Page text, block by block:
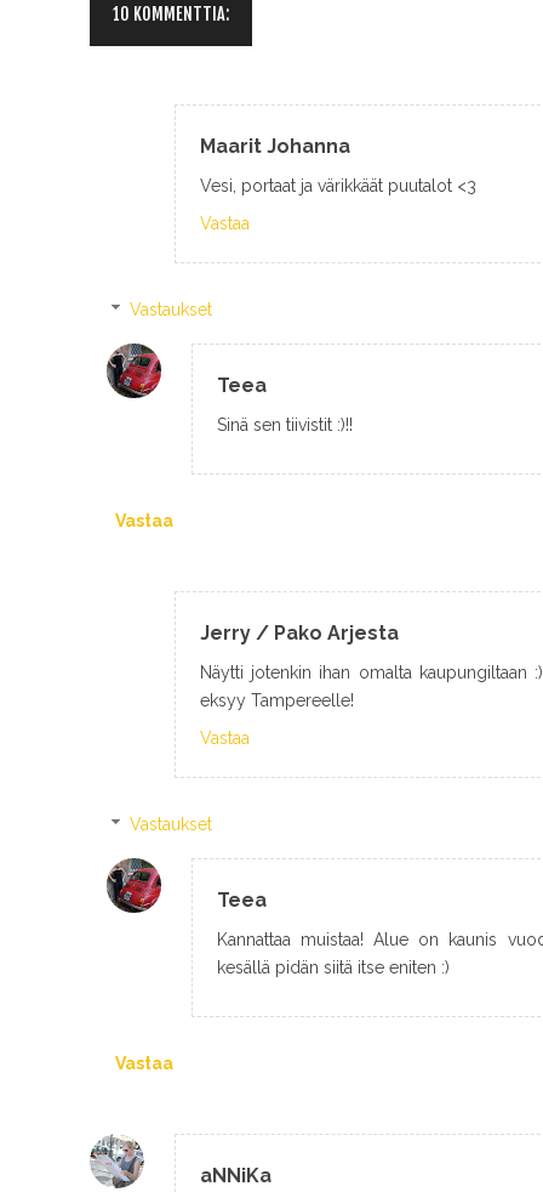
10 KOMMENTTIA:
Maarit Johanna
Vesi, portaat ja värikkäät puutalot <3
Vastaa
Vastaukset
Teea
Sinä sen tiivistit :)!!
Vastaa
Jerry / Pako Arjesta
Näytti jotenkin ihan omalta kaupungiltaan
eksyy Tampereelle!
Vastaa
Vastaukset
Teea
Kannattaa muistaa! Alue on kaunis
kesällä pidän siitä itse eniten :)
Vastaa
aNNiKa